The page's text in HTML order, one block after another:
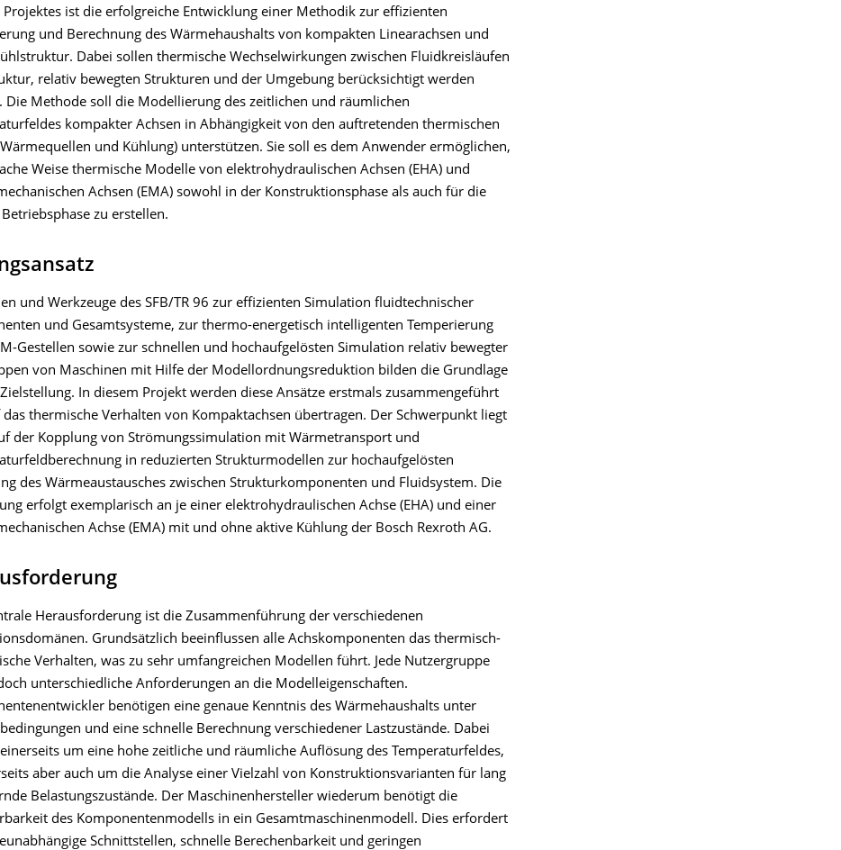
Projektes ist die erfolgreiche Entwicklung einer Methodik zur effizienten
und Berechnung des Wärmehaushalts von kompakten Linearachsen und
Dabei sollen thermische Wechselwirkungen zwischen Fluidkreisläufen
relativ bewegten Strukturen und der Umgebung berücksichtigt werden
Die Methode soll die Modellierung des zeitlichen und räumlichen
kompakter Achsen in Abhängigkeit von den auftretenden thermischen
und Kühlung) unterstützen. Sie soll es dem Anwender ermöglichen,
Weise thermische Modelle von elektrohydraulischen Achsen (EHA) und
Achsen (EMA) sowohl in der Konstruktionsphase als auch für die
zu erstellen.
und Werkzeuge des SFB/TR 96 zur effizienten Simulation fluidtechnischer
und Gesamtsysteme, zur thermo-energetisch intelligenten Temperierung
Gestellen sowie zur schnellen und hochaufgelösten Simulation relativ bewegter
von Maschinen mit Hilfe der Modellordnungsreduktion bilden die Grundlage
In diesem Projekt werden diese Ansätze erstmals zusammengeführt
das thermische Verhalten von Kompaktachsen übertragen. Der Schwerpunkt liegt
der Kopplung von Strömungssimulation mit Wärmetransport und
in reduzierten Strukturmodellen zur hochaufgelösten
des Wärmeaustausches zwischen Strukturkomponenten und Fluidsystem. Die
erfolgt exemplarisch an je einer elektrohydraulischen Achse (EHA) und einer
Achse (EMA) mit und ohne aktive Kühlung der Bosch Rexroth AG.
Herausforderung ist die Zusammenführung der verschiedenen
Grundsätzlich beeinflussen alle Achskomponenten das thermisch-
Verhalten, was zu sehr umfangreichen Modellen führt. Jede Nutzergruppe
unterschiedliche Anforderungen an die Modelleigenschaften.
benötigen eine genaue Kenntnis des Wärmehaushalts unter
und eine schnelle Berechnung verschiedener Lastzustände. Dabei
um eine hohe zeitliche und räumliche Auflösung des Temperaturfeldes,
aber auch um die Analyse einer Vielzahl von Konstruktionsvarianten für lang
Belastungszustände. Der Maschinenhersteller wiederum benötigt die
des Komponentenmodells in ein Gesamtmaschinenmodell. Dies erfordert
Schnittstellen, schnelle Berechenbarkeit und geringen